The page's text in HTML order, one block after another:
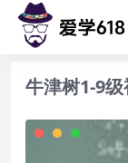
牛津树1-9级